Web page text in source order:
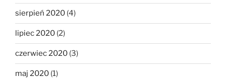
sierpień 2020 (4)
lipiec 2020 (2)
czerwiec 2020 (3)
maj 2020 (1)